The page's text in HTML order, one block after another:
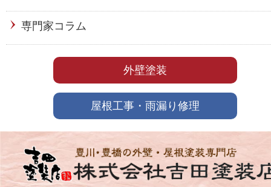
専門家コラム
外壁塗装
屋根工事・雨漏り修理